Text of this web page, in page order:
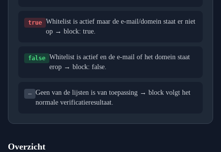
true Whitelist is actief maar de e-mail/domein staat er niet
op → block: true.
false Whitelist is actief en de e-mail of het domein staat
erop → block: false.
— Geen van de lijsten is van toepassing → block volgt het
normale verificatieresultaat.
Overzicht